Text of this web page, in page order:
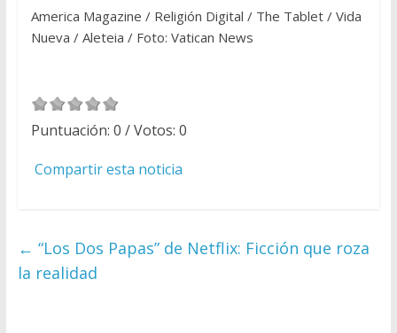
America Magazine / Religión Digital / The Tablet / Vida
Nueva / Aleteia / Foto: Vatican News
Puntuación: 0 / Votos: 0
Compartir esta noticia
← “Los Dos Papas” de Netflix: Ficción que roza
la realidad